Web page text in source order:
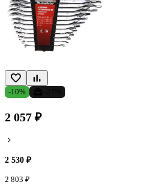
-10%
2 057 ₽
2 530 ₽
2 803 ₽